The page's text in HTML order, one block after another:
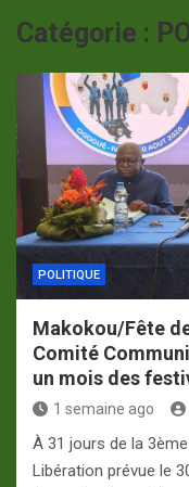
Catégorie :
POLITIQUE
Makokou/Fête
Comité
un mois des
1 semaine ago
À 31 jours de la
Libération prévue le